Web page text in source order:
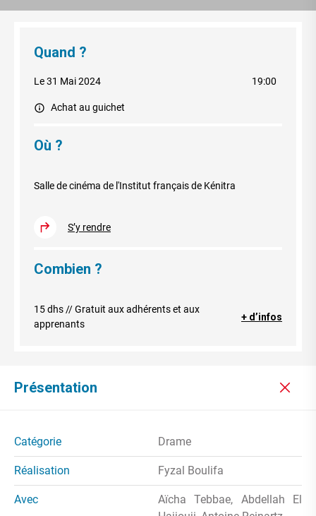
Quand ?
Le 31 Mai 2024 19:00
Achat au guichet
Où ?
Salle de cinéma de l'Institut français de Kénitra
S’y rendre
Combien ?
15 dhs // Gratuit aux adhérents et aux
apprenants
+ d’infos
Présentation
Catégorie Drame
Réalisation Fyzal Boulifa
Avec
Aïcha Tebbae, Abdellah El